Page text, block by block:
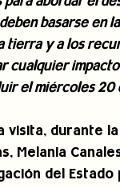
basarse en
tierra y a los
cualquier
el miércoles
visita, durante
Melania
del